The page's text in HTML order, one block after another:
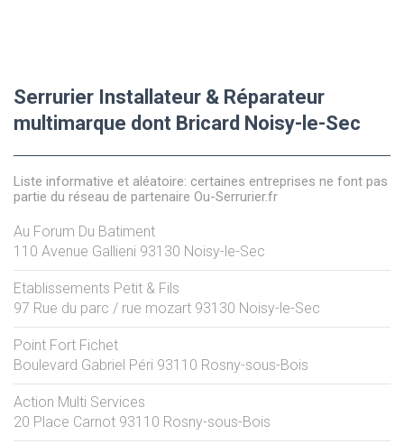
Serrurier Installateur & Réparateur
multimarque dont Bricard Noisy-le-Sec
Liste informative et aléatoire: certaines entreprises ne font pas
partie du réseau de partenaire Ou-Serrurier.fr
Au Forum Du Batiment
110 Avenue Gallieni 93130 Noisy-le-Sec
Etablissements Petit & Fils
97 Rue du parc / rue mozart 93130 Noisy-le-Sec
Point Fort Fichet
Boulevard Gabriel Péri 93110 Rosny-sous-Bois
Action Multi Services
20 Place Carnot 93110 Rosny-sous-Bois